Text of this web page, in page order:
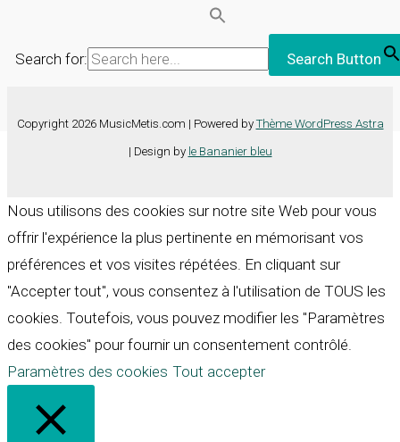
Search for: Search Button
Copyright 2026 MusicMetis.com | Powered by Thème WordPress Astra
| Design by le Bananier bleu
Nous utilisons des cookies sur notre site Web pour vous
offrir l'expérience la plus pertinente en mémorisant vos
préférences et vos visites répétées. En cliquant sur
"Accepter tout", vous consentez à l'utilisation de TOUS les
cookies. Toutefois, vous pouvez modifier les "Paramètres
des cookies" pour fournir un consentement contrôlé.
Paramètres des cookies Tout accepter